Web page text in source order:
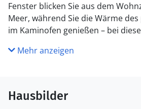
Fenster blicken Sie aus dem
Meer, während Sie die Wärme
im Kaminofen genießen – bei
Kaffee oder nehmen Sie Ihre
wenn das Wetter es zulässt. Das
Mehr anzeigen
Hausbilder